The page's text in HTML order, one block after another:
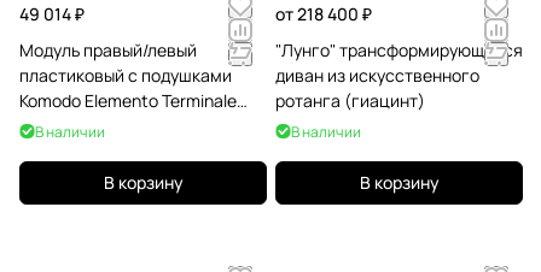
49 014 ₽
Модуль правый/левый
пластиковый с подушками
Komodo Elemento Terminale
DS/SX тортора, серый
В наличии
В корзину
от 218 400 ₽
"Лунго" трансформирующийся
диван из искусственного
ротанга (гиацинт)
В наличии
В корзину